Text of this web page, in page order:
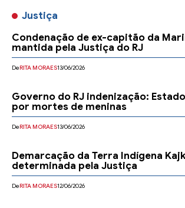
Justiça
Condenação de ex-capitão da
mantida pela Justiça do RJ
DeRITA MORAES13/06/2026
Governo do RJ indenização:
por mortes de meninas
DeRITA MORAES13/06/2026
Demarcação da Terra Indígena
determinada pela Justiça
DeRITA MORAES12/06/2026